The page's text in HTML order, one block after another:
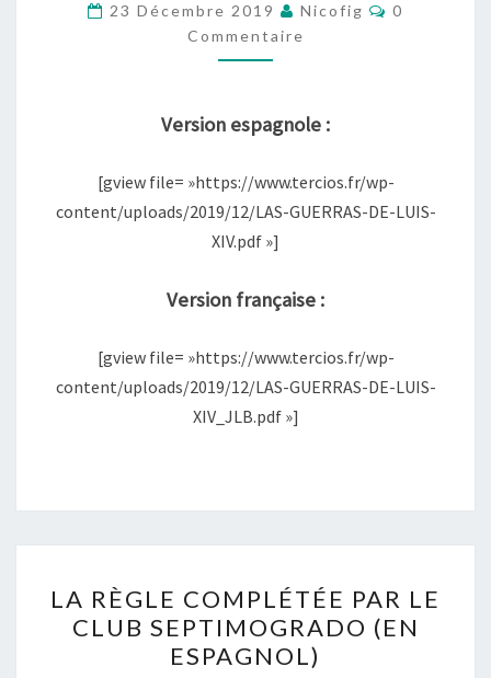
XIV
PAR
LE
SEPTIMOGRADO
ESPAGNOL
ET
EN
23 Décembre 2019 Nicofig
0
Commentaire
Version espagnole :
[gview file= »https://www.tercios.fr/wp-
content/uploads/2019/12/LAS-GUERRAS-DE-LUIS-
XIV.pdf »]
Version française :
[gview file= »https://www.tercios.fr/wp-
content/uploads/2019/12/LAS-GUERRAS-DE-LUIS-
XIV_JLB.pdf »]
RÈGLE
COMPLÉTÉE
PAR
LA RÈGLE COMPLÉTÉE PAR LE
CLUB SEPTIMOGRADO (EN
ESPAGNOL)